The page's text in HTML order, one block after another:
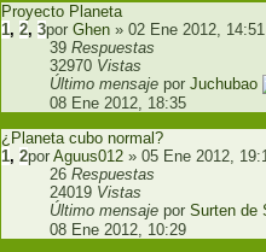
Proyecto Planeta
1,2,3porGhen » 02 Ene 2012, 14:51
39Respuestas
32970 Vistas
Último mensajeporJuchubao
08 Ene 2012, 18:35
¿Planeta cubo normal?
1,2porAguus012 » 05 Ene 2012,
26Respuestas
24019 Vistas
Último mensajeporSurten de
08 Ene 2012, 10:29